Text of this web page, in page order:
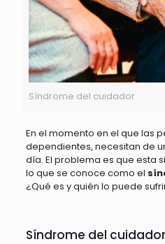
Síndrome del cuidador
En el momento en el que las
dependientes, necesitan de
día. El problema es que esta
lo que se conoce como el
¿Qué es y quién lo puede
Síndrome del